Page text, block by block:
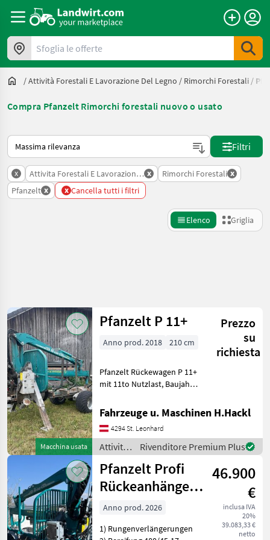
Sfoglia le offerte
/Attività Forestali E Lavorazione Del Legno / Rimorchi Forestali /
Compra Pfanzelt Rimorchi forestali nuovo o usato
Ecco come viene ordinato su Landwirt.com
Filtri
x Attivita Forestali E Lavorazione Del Legno
x Rimorchi Forestali x
Pfanzelt x x Cancella tutti i filtri
Elenco Griglia
ricerca
Categoria 4 Paese Filtri
PERCORSO
ATTUALE
Settore
forestale
Attivita
Forestali E
Lavorazione
Rimorchi
Forestali
Pfanzelt
SCEGLI
CATEGORIA
Reimposta
Mostra
11
risultati
Macchina usata
Pfanzelt P 11+
Prezzo
su
richiesta
Anno prod. 2018 210 cm
Pfanzelt Rückewagen P 11+
mit 11to Nutzlast, Baujahr
9m - ausziehbar auf 5, 9m, 5
Rungenbänke, 4
Rungenpaare, hydraulische
Bremse auf 4 R
Fahrzeuge u. Maschinen H.Hackl
4294 St. Leonhard
Attività
forestali
e
lavorazione
del
legno /
Rivenditore Premium Plus
Pfanzelt Profi
Rückeanhänger
Typ P11 Plus
Lagermaschine
46.900
€
inclusa IVA
20%
39.083,33 €
netto
Anno prod. 2026
1) Rungenverlängerungen